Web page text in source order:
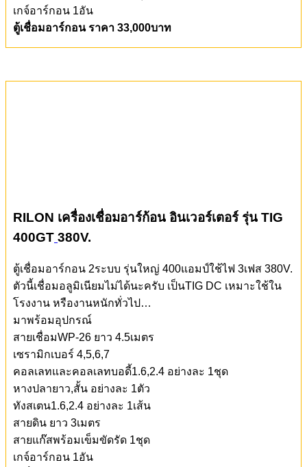
เกจ์อาร์กอน 1อัน
ตู้เชื่อมอาร์กอน ราคา 33,000บาท
RILONเครื่องเชื่อมอาร์ก้อน
400GT 380V.
ตู้เชื่อมอาร์กอน 2ระบบ รุ่นใหญ่ 400แอมป์ใช้ไฟ 3เฟส 380V.
ตัวนี้เชื่อมอลูมิเนียมไม่ได้นะครับ เป็นTIG DC เหมาะใช้ใน
โรงงาน หรืองานหนักทั่วไป…
มาพร้อมอุปกรณ์
สายเชื่อมWP-26 ยาว 4.5เมตร